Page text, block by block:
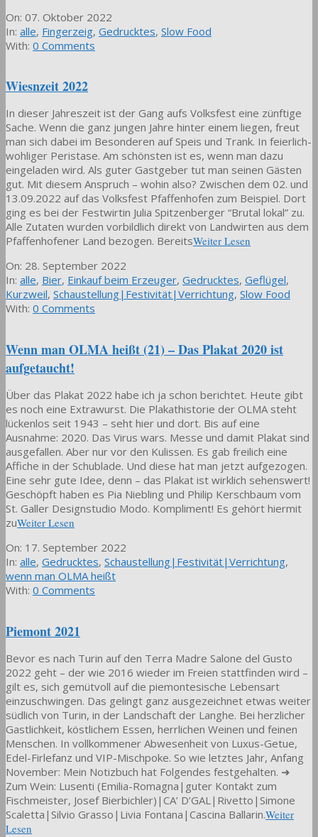
2022-
10-
07
On: 07. Oktober 2022
In: alle, Fingerzeig, Gedrucktes, Slow Food
With: 0 Comments
Wiesnzeit 2022
In dieser Jahreszeit ist der Gang aufs Volksfest eine zünftige
Sache. Wenn die ganz jungen Jahre hinter einem liegen, freut
man sich dabei im Besonderen auf Speis und Trank. In feierlich-
wohliger Peristase. Am schönsten ist es, wenn man dazu
eingeladen wird. Als guter Gastgeber tut man seinen Gästen
gut. Mit diesem Anspruch – wohin also? Zwischen dem 02. und
13.09.2022 auf das Volksfest Pfaffenhofen zum Beispiel. Dort
ging es bei der Festwirtin Julia Spitzenberger “Brutal lokal” zu.
Alle Zutaten wurden vorbildlich direkt von Landwirten aus dem
Pfaffenhofener Land bezogen. BereitsWeiter Lesen
2022-
09-
28
On: 28. September 2022
In: alle, Bier, Einkauf beim Erzeuger, Gedrucktes, Geflügel,
Kurzweil, Schaustellung|Festivität|Verrichtung, Slow Food
With: 0 Comments
Wenn man OLMA heißt (21) – Das Plakat 2020 ist
aufgetaucht!
Über das Plakat 2022 habe ich ja schon berichtet. Heute gibt
es noch eine Extrawurst. Die Plakathistorie der OLMA steht
lückenlos seit 1943 – seht hier und dort. Bis auf eine
Ausnahme: 2020. Das Virus wars. Messe und damit Plakat sind
ausgefallen. Aber nur vor den Kulissen. Es gab freilich eine
Affiche in der Schublade. Und diese hat man jetzt aufgezogen.
Eine sehr gute Idee, denn – das Plakat ist wirklich sehenswert!
Geschöpft haben es Pia Niebling und Philip Kerschbaum vom
St. Galler Designstudio Modo. Kompliment! Es gehört hiermit
zuWeiter Lesen
2022-
09-
17
On: 17. September 2022
In: alle, Gedrucktes, Schaustellung|Festivität|Verrichtung,
wenn man OLMA heißt
With: 0 Comments
Piemont 2021
Bevor es nach Turin auf den Terra Madre Salone del Gusto
2022 geht – der wie 2016 wieder im Freien stattfinden wird –
gilt es, sich gemütvoll auf die piemontesische Lebensart
einzuschwingen. Das gelingt ganz ausgezeichnet etwas weiter
südlich von Turin, in der Landschaft der Langhe. Bei herzlicher
Gastlichkeit, köstlichem Essen, herrlichen Weinen und feinen
Menschen. In vollkommener Abwesenheit von Luxus-Getue,
Edel-Firlefanz und VIP-Mischpoke. So wie letztes Jahr, Anfang
November: Mein Notizbuch hat Folgendes festgehalten. ➜
Zum Wein: Lusenti (Emilia-Romagna|guter Kontakt zum
Fischmeister, Josef Bierbichler)|CA’ D’GAL|Rivetto|Simone
Scaletta|Silvio Grasso|Livia Fontana|Cascina Ballarin.Weiter
Lesen